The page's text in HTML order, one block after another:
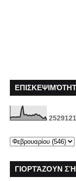
2529121
ΓΙΟΡΤΆΖΟΥΝ